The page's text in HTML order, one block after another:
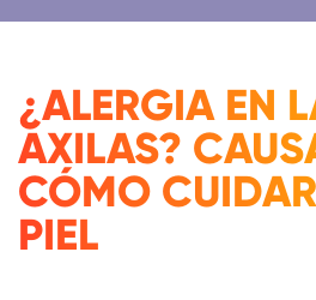
¿ALERGIA EN
AXILAS?
CÓMO
PIEL